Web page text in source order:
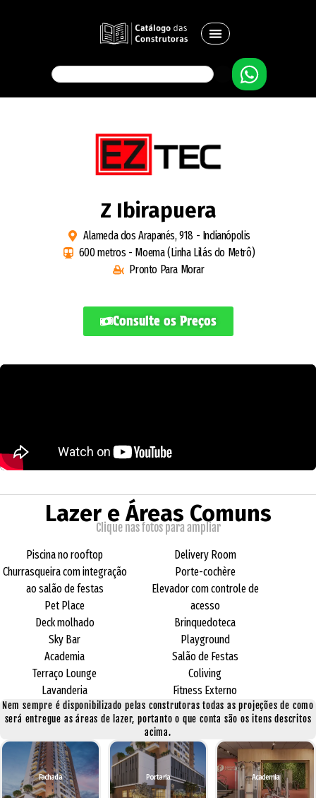
Z Ibirapuera
Alameda dos Arapanés, 918 - Indianópolis
600 metros - Moema (Linha Lilás do Metrô)
Pronto Para Morar
Consulte os Preços
Lazer e Áreas Comuns
Clique nas fotos para ampliar
Piscina no rooftop
Churrasqueira com integração
ao salão de festas
Pet Place
Deck molhado
Sky Bar
Academia
Terraço Lounge
Lavanderia
Delivery Room
Porte-cochère
Elevador com controle de
acesso
Brinquedoteca
Playground
Salão de Festas
Coliving
Fitness Externo
Nem sempre é disponibilizado pelas construtoras todas as projeções de como
será entregue as áreas de lazer, portanto o que conta são os itens descritos
acima.
Fachada Portaria Academia